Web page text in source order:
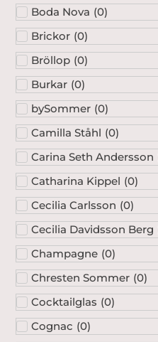
Boda Nova (0)
Brickor (0)
Bröllop (0)
Burkar (0)
bySommer (0)
Camilla Ståhl (0)
Carina Seth Andersson
Catharina Kippel (0)
Cecilia Carlsson (0)
Cecilia Davidsson Berg
Champagne (0)
Chresten Sommer (0)
Cocktailglas (0)
Cognac (0)